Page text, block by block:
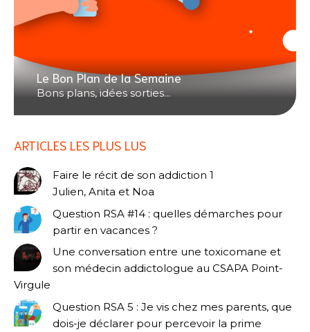
Le Bon Plan de la Semaine
Bons plans, idées sorties...
ARTICLES LES PLUS LUS
Faire le récit de son addiction 1
Julien, Anita et Noa
Question RSA #14 : quelles démarches pour
partir en vacances ?
Une conversation entre une toxicomane et
son médecin addictologue au CSAPA Point-
Virgule
Question RSA 5 : Je vis chez mes parents, que
dois-je déclarer pour percevoir la prime